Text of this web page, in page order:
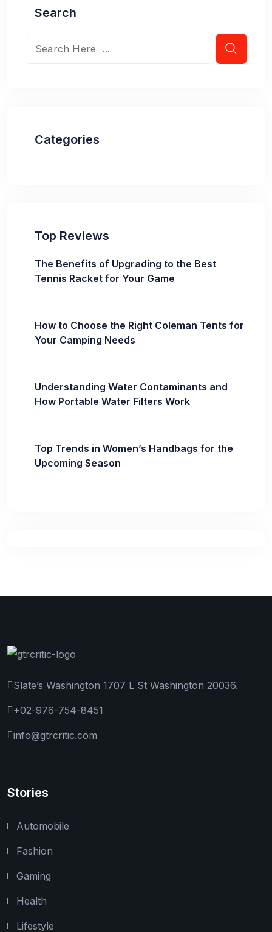
Search
Categories
Top Reviews
The Benefits of Upgrading to the Best
Tennis Racket for Your Game
How to Choose the Right Coleman Tents for
Your Camping Needs
Understanding Water Contaminants and
How Portable Water Filters Work
Top Trends in Women’s Handbags for the
Upcoming Season
Slate’s Washington 1707 L St Washington 20036.
+02-976-754-8451
info@gtrcritic.com
Stories
Automobile
Fashion
Gaming
Health
Lifestyle